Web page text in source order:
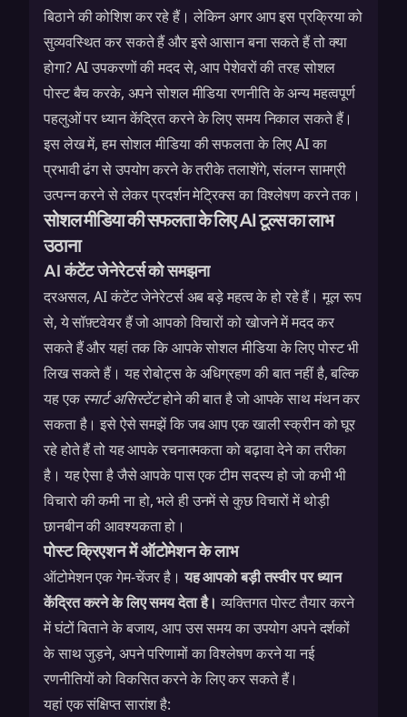
बिठाने की कोशिश कर रहे हैं। लेकिन अगर आप इस प्रक्रिया को
सुव्यवस्थित कर सकते हैं और इसे आसान बना सकते हैं तो क्या
होगा? AI उपकरणों की मदद से, आप पेशेवरों की तरह सोशल
पोस्ट बैच करके, अपने सोशल मीडिया रणनीति के अन्य महत्वपूर्ण
पहलुओं पर ध्यान केंद्रित करने के लिए समय निकाल सकते हैं।
इस लेख में, हम सोशल मीडिया की सफलता के लिए AI का
प्रभावी ढंग से उपयोग करने के तरीके तलाशेंगे, संलग्न सामग्री
उत्पन्न करने से लेकर प्रदर्शन मेट्रिक्स का विश्लेषण करने तक।
सोशल मीडिया की सफलता के लिए AI टूल्स का लाभ
उठाना
AI कंटेंट जेनेरेटर्स को समझना
दरअसल, AI कंटेंट जेनेरेटर्स अब बड़े महत्व के हो रहे हैं। मूल रूप
से, ये सॉफ़्टवेयर हैं जो आपको विचारों को खोजने में मदद कर
सकते हैं और यहां तक कि आपके सोशल मीडिया के लिए पोस्ट भी
लिख सकते हैं। यह रोबोट्स के अधिग्रहण की बात नहीं है, बल्कि
यह एक स्मार्ट असिस्टेंटहोने की बात है जो आपके साथ मंथन कर
सकता है। इसे ऐसे समझें कि जब आप एक खाली स्क्रीन को घूर
रहे होते हैं तो यह आपके रचनात्मकता को बढ़ावा देने का तरीका
है। यह ऐसा है जैसे आपके पास एक टीम सदस्य हो जो कभी भी
विचारो की कमी ना हो, भले ही उनमें से कुछ विचारों में थोड़ी
छानबीन की आवश्यकता हो।
पोस्ट क्रिएशन में ऑटोमेशन के लाभ
ऑटोमेशन एक गेम-चेंजर है।यह आपको बड़ी तस्वीर पर ध्यान
केंद्रित करने के लिए समय देता है। व्यक्तिगत पोस्ट तैयार करने
में घंटों बिताने के बजाय, आप उस समय का उपयोग अपने दर्शकों
के साथ जुड़ने, अपने परिणामों का विश्लेषण करने या नई
रणनीतियों को विकसित करने के लिए कर सकते हैं।
यहां एक संक्षिप्त सारांश है: